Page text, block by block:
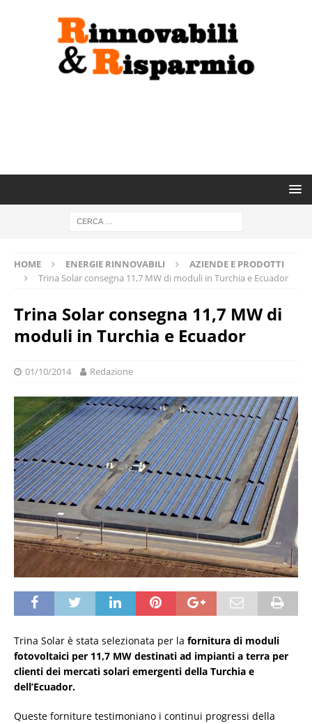
HOME ENERGIE RINNOVABILI
AZIENDE E PRODOTTI
Trina Solar consegna 11,7 MW di moduli in Turchia e Ecuador
Trina Solar consegna 11,7 MW di
moduli in Turchia e Ecuador
01/10/2014 Redazione
Trina Solar è stata selezionata per la fornitura di moduli
fotovoltaici per 11,7 MW destinati ad impianti a terra per
clienti dei mercati solari emergenti della Turchia e
dell’Ecuador.
Queste forniture testimoniano i continui progressi della